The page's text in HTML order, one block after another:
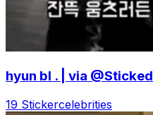
hyun bl . | via @Sticked
19 Stickercelebrities